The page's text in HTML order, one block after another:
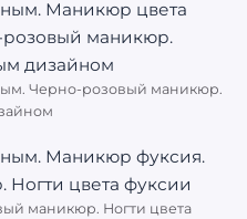
Черно-розовый маникюр.
маникюр. Ногти цвета